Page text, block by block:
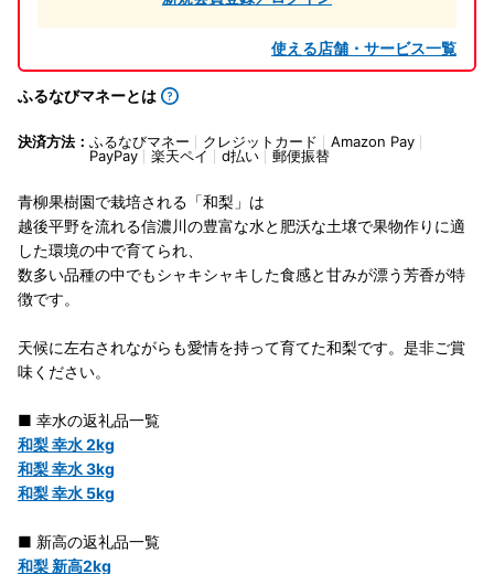
使える店舗・サービス一覧
ふるなびマネーとは
決済方法： ふるなびマネー クレジットカード
Amazon Pay
PayPay
楽天ペイ d払い 郵便振替
青柳果樹園で栽培される「和梨」は
越後平野を流れる信濃川の豊富な水と肥沃な土壌で果物作りに適
した環境の中で育てられ、
数多い品種の中でもシャキシャキした食感と甘みが漂う芳香が特
徴です。
天候に左右されながらも愛情を持って育てた和梨です。是非ご賞
味ください。
■ 幸水の返礼品一覧
和梨 幸水 2kg
和梨 幸水 3kg
和梨 幸水 5kg
■ 新高の返礼品一覧
和梨 新高2kg